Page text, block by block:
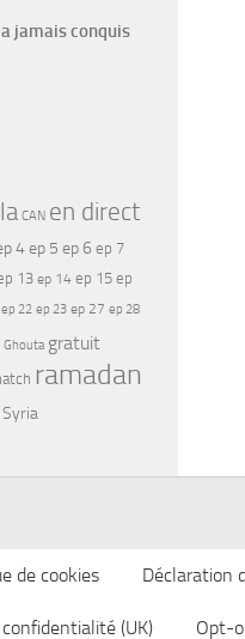
jamais conquis
CAN en direct
4ep 5 ep 6 ep 7
13 ep 14 ep 15 ep
ep 22 ep 23 ep 27 ep 28
Ghouta gratuit
ramadan
Syria
de cookies Déclaration
(UK) Opt-